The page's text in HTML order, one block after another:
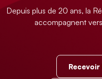
Depuis plus de 20 ans, la
accompagnent